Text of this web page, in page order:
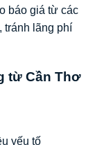
báo giá từ các
tránh lãng phí
từ Cần Thơ
yếu tố